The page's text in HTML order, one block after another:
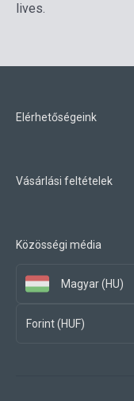
lives.
Elérhetőségeink
Vásárlási feltételek
Közösségi média
Magyar (HU)
Forint (HUF)